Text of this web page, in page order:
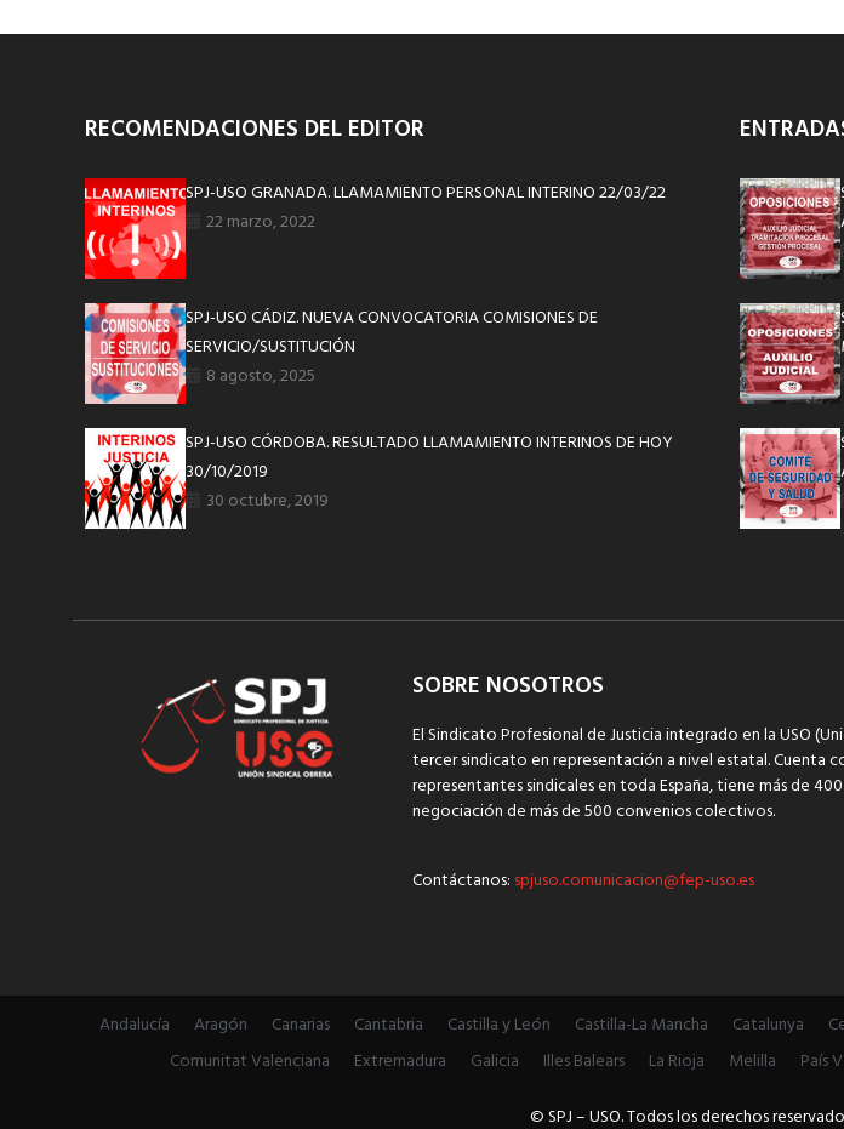
RECOMENDACIONES DEL EDITOR
SPJ-USO GRANADA. LLAMAMIENTO PERSONAL INTERINO 22/03/22
22 marzo, 2022
SPJ-USO CÁDIZ. NUEVA CONVOCATORIA COMISIONES DE
SERVICIO/SUSTITUCIÓN
8 agosto, 2025
SPJ-USO CÓRDOBA. RESULTADO LLAMAMIENTO INTERINOS DE HOY
30/10/2019
30 octubre, 2019
SOBRE NOSOTROS
El Sindicato Profesional de Justicia integrado en la USO
tercer sindicato en representación a nivel estatal. Cuenta
representantes sindicales en toda España, tiene más de
negociación de más de 500 convenios colectivos.
Contáctanos: spjuso.comunicacion@fep-uso.es
Andalucía Aragón Canarias Cantabria Castilla y León Castilla-La Mancha Catalunya
Comunitat Valenciana
Extremadura Galicia Illes Balears La Rioja Melilla País
© SPJ – USO. Todos los derechos